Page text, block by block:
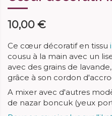
10,00 €
Ce cœur décoratif en tissu
cousu à la main avec un
avec des grains de
grâce à son cordon
A mixer avec d'autres
de nazar boncuk (yeux